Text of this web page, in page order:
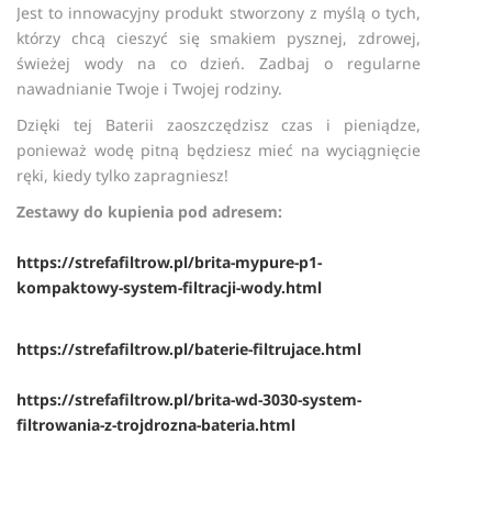
Jest to innowacyjny produkt stworzony z myślą o tych,
którzy chcą cieszyć się smakiem pysznej, zdrowej,
świeżej wody na co dzień. Zadbaj o regularne
nawadnianie Twoje i Twojej rodziny.
Dzięki tej Baterii zaoszczędzisz czas i pieniądze,
ponieważ wodę pitną będziesz mieć na wyciągnięcie
ręki, kiedy tylko zapragniesz!
Zestawy do kupienia pod adresem:
https://strefafiltrow.pl/brita-mypure-p1-
kompaktowy-system-filtracji-wody.html
https://strefafiltrow.pl/baterie-filtrujace.html
https://strefafiltrow.pl/brita-wd-3030-system-
filtrowania-z-trojdrozna-bateria.html